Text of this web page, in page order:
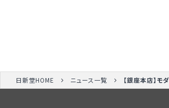
日新堂HOME ニュース一覧 【銀座本店】モ